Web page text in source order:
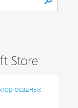
Store
осадных